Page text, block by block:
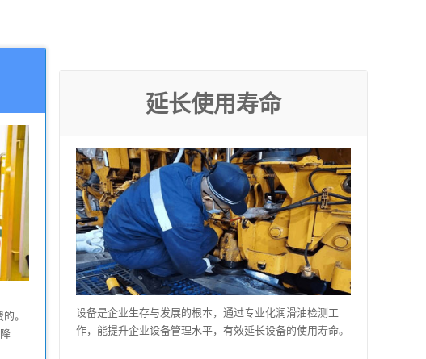
。
延长使用寿命
设备是企业生存与发展的根本，通过专业化润滑油检测工
作，能提升企业设备管理水平，有效延长设备的使用寿命。